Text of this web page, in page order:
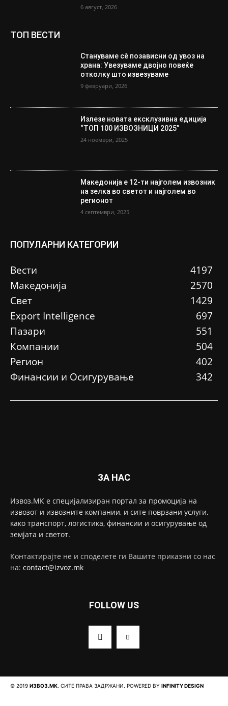
6 август, 2026
ТОП ВЕСТИ
Стануваме сè позависни од увоз на
храна: Увезуваме двојно повеќе
отколку што извезуваме
9 февруари, 2026
Излезе новата ексклузивна едиција
“ТОП 100 ИЗВОЗНИЦИ 2025”
24 ноември, 2025
Македонија е 12-ти најголем извозник
на зелка во светот и најголем во
регионот
4 септември, 2025
ПОПУЛАРНИ КАТЕГОРИИ
Вести
4197
Македонија
2570
Свет
1429
Еxport Intelligence
697
Пазари
551
Компании
504
Регион
402
Финансии и Осигурување
342
ЗА НАС
Извоз.МК е специјализиран портал за промоција на
извозот и извозните компании, и сите поврзани услуги,
како транспорт, логистика, финансии и осигурување од
земјата и светот.
Контактирајте не и споделете ги Вашите приказни со нас
на: contact@izvoz.mk
FOLLOW US
© 2019 ИЗВОЗ.МК. СИТЕ ПРАВА ЗАДРЖАНИ. POWERED BY INFINITY DESIGN